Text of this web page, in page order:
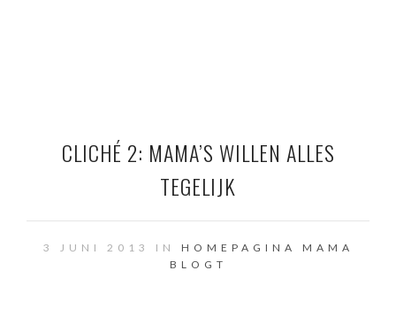
CLICHÉ 2: MAMA’S WILLEN ALLES
TEGELIJK
3 JUNI 2013 IN HOMEPAGINA
MAMA
BLOGT